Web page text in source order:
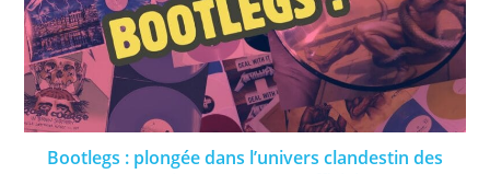
Bootlegs : plongée dans l’univers clandestin des